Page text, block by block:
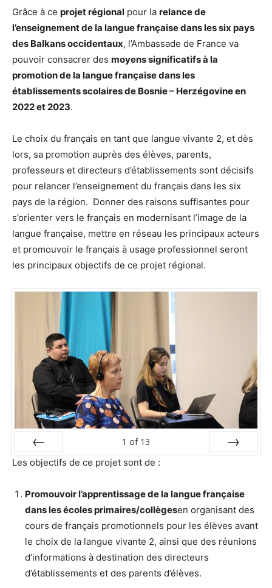
Grâce à ce projet régional pour la relance de
l’enseignement de la langue française dans les six pays
des Balkans occidentaux, l’Ambassade de France va
pouvoir consacrer des moyens significatifs à la
promotion de la langue française dans les
établissements scolaires de Bosnie – Herzégovine en
2022 et 2023.
Le choix du français en tant que langue vivante 2, et dès
lors, sa promotion auprès des élèves, parents,
professeurs et directeurs d’établissements sont décisifs
pour relancer l’enseignement du français dans les six
pays de la région. Donner des raisons suffisantes pour
s’orienter vers le français en modernisant l’image de la
langue française, mettre en réseau les principaux acteurs
et promouvoir le français à usage professionnel seront
les principaux objectifs de ce projet régional.
Prev
1 of 13
Les objectifs de ce projet sont de :
Promouvoir l’apprentissage de la langue française
dans les écoles primaires/collègesen organisant des
cours de français promotionnels pour les élèves avant
le choix de la langue vivante 2, ainsi que des réunions
d’informations à destination des directeurs
d’établissements et des parents d’élèves.